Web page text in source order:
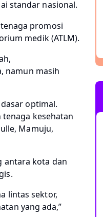
standar nasional.
promosi
medik (ATLM).
namun masih
optimal.
kesehatan
Mamuju,
antara kota dan
lintas sektor,
yang ada,”